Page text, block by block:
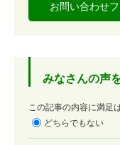
お問い合わせ
みなさんの声
満
足
この記事の内容に満
どちらでもない